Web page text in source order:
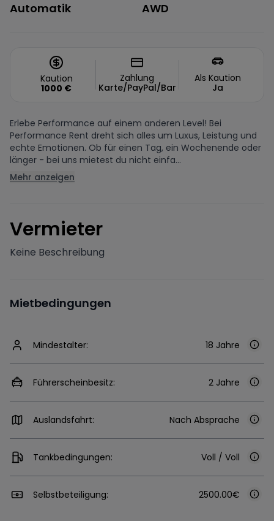
Automatik AWD
Kaution
1000 €
Zahlung
Karte/PayPal/Bar
Als Kaution
Ja
Erlebe Performance auf einem anderen Level! Bei
Performance Rent dreht sich alles um Luxus, Leistung und
echte Emotionen. Ob für einen Tag, ein Wochenende oder
länger - bei uns mietest du nicht einfa...
Mehr anzeigen
Vermieter
Keine Beschreibung
Mietbedingungen
Mindestalter: 18 Jahre
Führerscheinbesitz: 2 Jahre
Auslandsfahrt: Nach Absprache
Tankbedingungen: Voll / Voll
Selbstbeteiligung: 2500.00€